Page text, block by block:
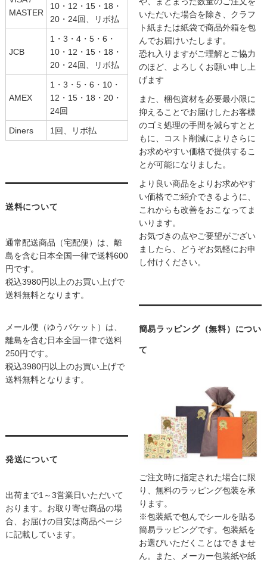
MASTER
10・12・15・18・
20・24回、リボ払
JCB
1・3・4・5・6・
10・12・15・18・
20・24回、リボ払
AMEX
1・3・5・6・10・
12・15・18・20・
24回
Diners 1回、リボ払
送料について
通常配送商品（宅配便）は、離
島を含む日本全国一律で送料600
円です。
税込3980円以上のお買い上げで
送料無料となります。
メール便（ゆうパケット）は、
離島を含む日本全国一律で送料
250円です。
税込3980円以上のお買い上げで
送料無料となります。
発送について
出荷まで1～3営業日いただいて
おります。お取り寄せ商品の場
合、お届けの目安は商品ページ
に記載しています。
いただいた場合を除き、クラフ
ト紙または紙袋で商品外箱を包
んでお届けいたします。
恐れ入りますがご理解とご協力
のほど、よろしくお願い申し上
げます
また、梱包資材を必要最小限に
抑えることでお届けしたお客様
のゴミ処理の手間を減らすとと
もに、コスト削減によりさらに
お求めやすい価格で提供するこ
とが可能になりました。
より良い商品をよりお求めやす
い価格でご紹介できるように、
これからも改善をおこなってま
いります。
お気づきの点やご要望がござい
ましたら、どうぞお気軽にお申
し付けください。
簡易ラッピング（無料）につい
て
ご注文時に指定された場合に限
り、無料のラッピング包装を承
ります。
※包装紙で包んでシールを貼る
簡易ラッピングです。包装紙を
お選びいただくことはできませ
ん。また、メーカー包装紙や紙